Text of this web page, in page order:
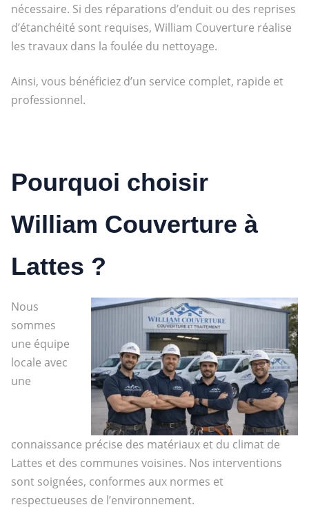
nécessaire. Si des réparations d’enduit ou des reprises
d’étanchéité sont requises, William Couverture réalise
les travaux dans la foulée du nettoyage.
Ainsi, vous bénéficiez d’un service complet, rapide et
professionnel.
Pourquoi choisir
William Couverture à
Lattes ?
Nous
sommes
une équipe
locale avec
une
connaissance précise des matériaux et du climat de
Lattes et des communes voisines. Nos interventions
sont soignées, conformes aux normes et
respectueuses de l’environnement.